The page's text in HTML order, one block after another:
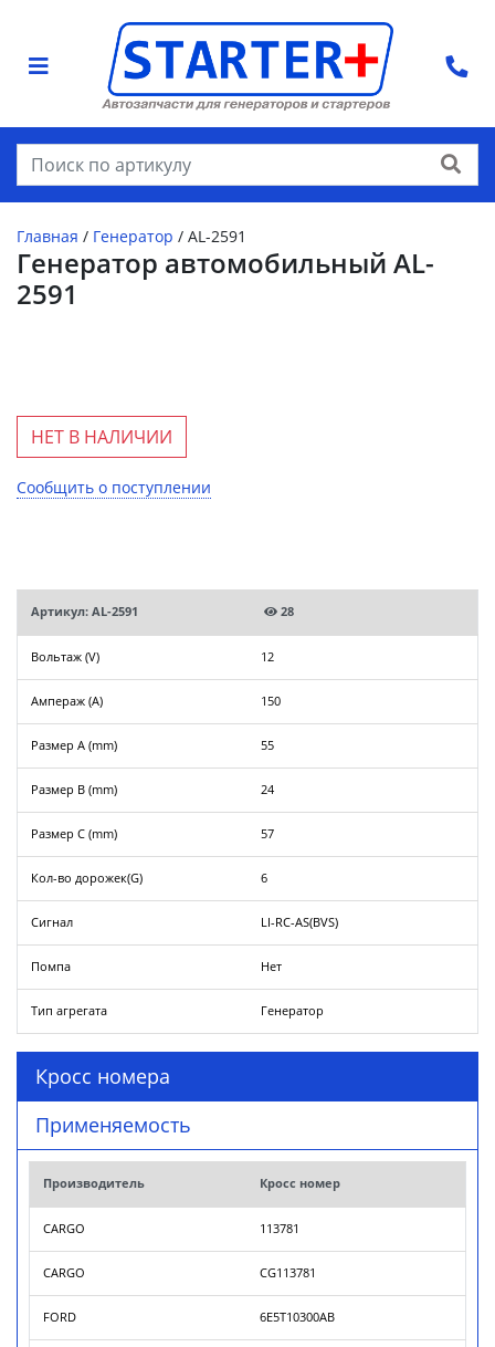
Найти
Главная / Генератор / AL-2591
Генератор автомобильный AL-
2591
НЕТ В НАЛИЧИИ
Сообщить о поступлении
Артикул: AL-2591 28
Вольтаж (V) 12
Ампераж (A) 150
Размер A (mm) 55
Размер B (mm) 24
Размер C (mm) 57
Кол-во дорожек(G) 6
Сигнал LI-RC-AS(BVS)
Помпа Нет
Тип агрегата Генератор
Кросс номера
Применяемость
Производитель Кросс номер
CARGO 113781
CARGO CG113781
FORD 6E5T10300AB